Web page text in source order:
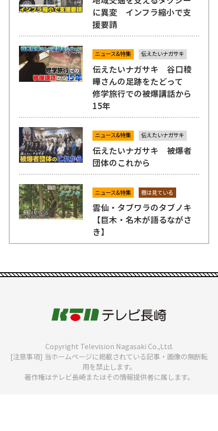
に異変 インフラ縮小で支
援要請
ニュース&特集 伝えたいナガサキ
伝えたいナガサキ 谷口稜
曄さんの足跡をたどって
修学旅行での被爆講話から
15年
ニュース&特集 伝えたいナガサキ
伝えたいナガサキ 被爆者
団体のこれから
ニュース&特集 樹は見ている
雲仙・タブワラのタブノキ
【巨木・名木が語るながさ
き】
Copyright Television Nagasaki Co.,Ltd.
[注意事項] 当ホームページに掲載されている記事・画像の無断転
用を禁止します。
著作権はテレビ長崎またはその情報提供者に属します。